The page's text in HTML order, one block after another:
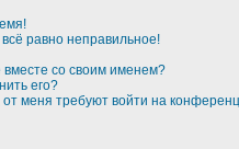
равно неправильное!
вместе со своим именем?
его?
меня требуют войти на